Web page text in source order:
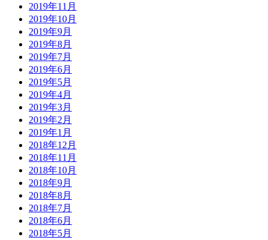
2019年11月
2019年10月
2019年9月
2019年8月
2019年7月
2019年6月
2019年5月
2019年4月
2019年3月
2019年2月
2019年1月
2018年12月
2018年11月
2018年10月
2018年9月
2018年8月
2018年7月
2018年6月
2018年5月